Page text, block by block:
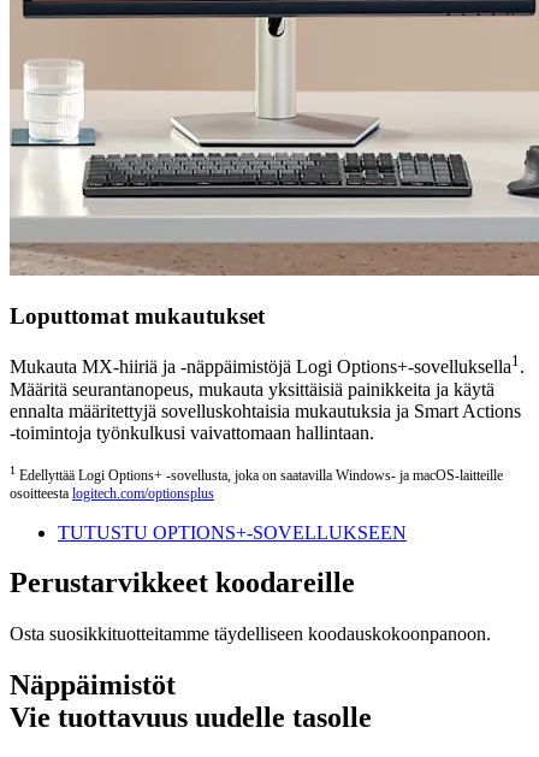
Loputtomat mukautukset
Mukauta MX-hiiriä ja -näppäimistöjä Logi Options+-sovelluksella1.
Määritä seurantanopeus, mukauta yksittäisiä painikkeita ja käytä
ennalta määritettyjä sovelluskohtaisia mukautuksia ja Smart Actions
-toimintoja työnkulkusi vaivattomaan hallintaan.
1 Edellyttää Logi Options+ -sovellusta, joka on saatavilla Windows- ja macOS-laitteille
osoitteesta logitech.com/optionsplus
TUTUSTU OPTIONS+-SOVELLUKSEEN
Perustarvikkeet koodareille
Osta suosikkituotteitamme täydelliseen koodauskokoonpanoon.
Näppäimistöt
Vie tuottavuus uudelle tasolle